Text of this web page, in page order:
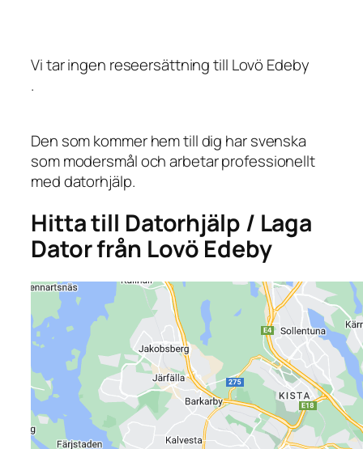
Vi tar ingen reseersättning till Lovö Edeby
.
Den som kommer hem till dig har svenska
som modersmål och arbetar professionellt
med datorhjälp.
Hitta till Datorhjälp / Laga
Dator från Lovö Edeby